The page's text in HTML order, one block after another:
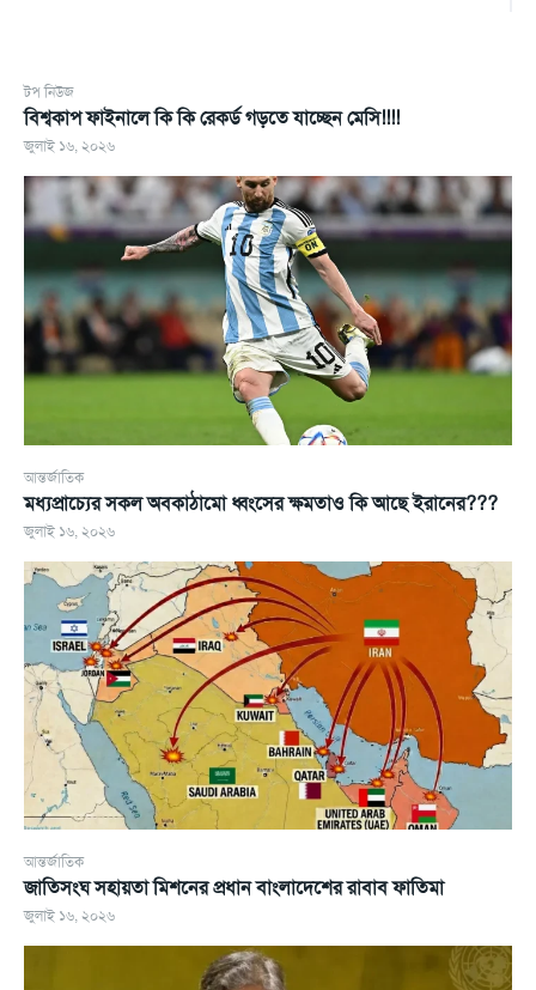
টপ নিউজ
বিশ্বকাপ ফাইনালে কি কি রেকর্ড গড়তে যাচ্ছেন মেসি!!!!
জুলাই ১৬, ২০২৬
আন্তর্জাতিক
মধ্যপ্রাচ্যের সকল অবকাঠামো ধ্বংসের ক্ষমতাও কি আছে ইরানের???
জুলাই ১৬, ২০২৬
আন্তর্জাতিক
জাতিসংঘ সহায়তা মিশনের প্রধান বাংলাদেশের রাবাব ফাতিমা
জুলাই ১৬, ২০২৬